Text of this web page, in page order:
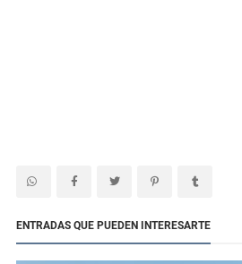
ENTRADAS QUE PUEDEN INTERESARTE